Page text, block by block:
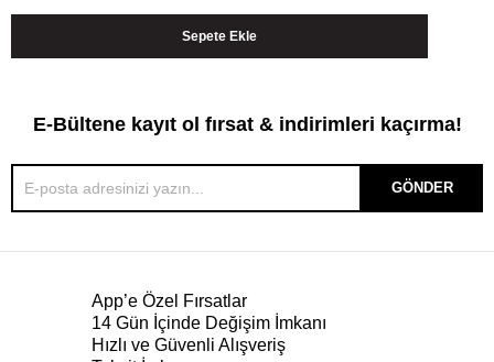
E-Bültene kayıt ol fırsat & indirimleri kaçırma!
GÖNDER
App’e Özel Fırsatlar
14 Gün İçinde Değişim İmkanı
Hızlı ve Güvenli Alışveriş